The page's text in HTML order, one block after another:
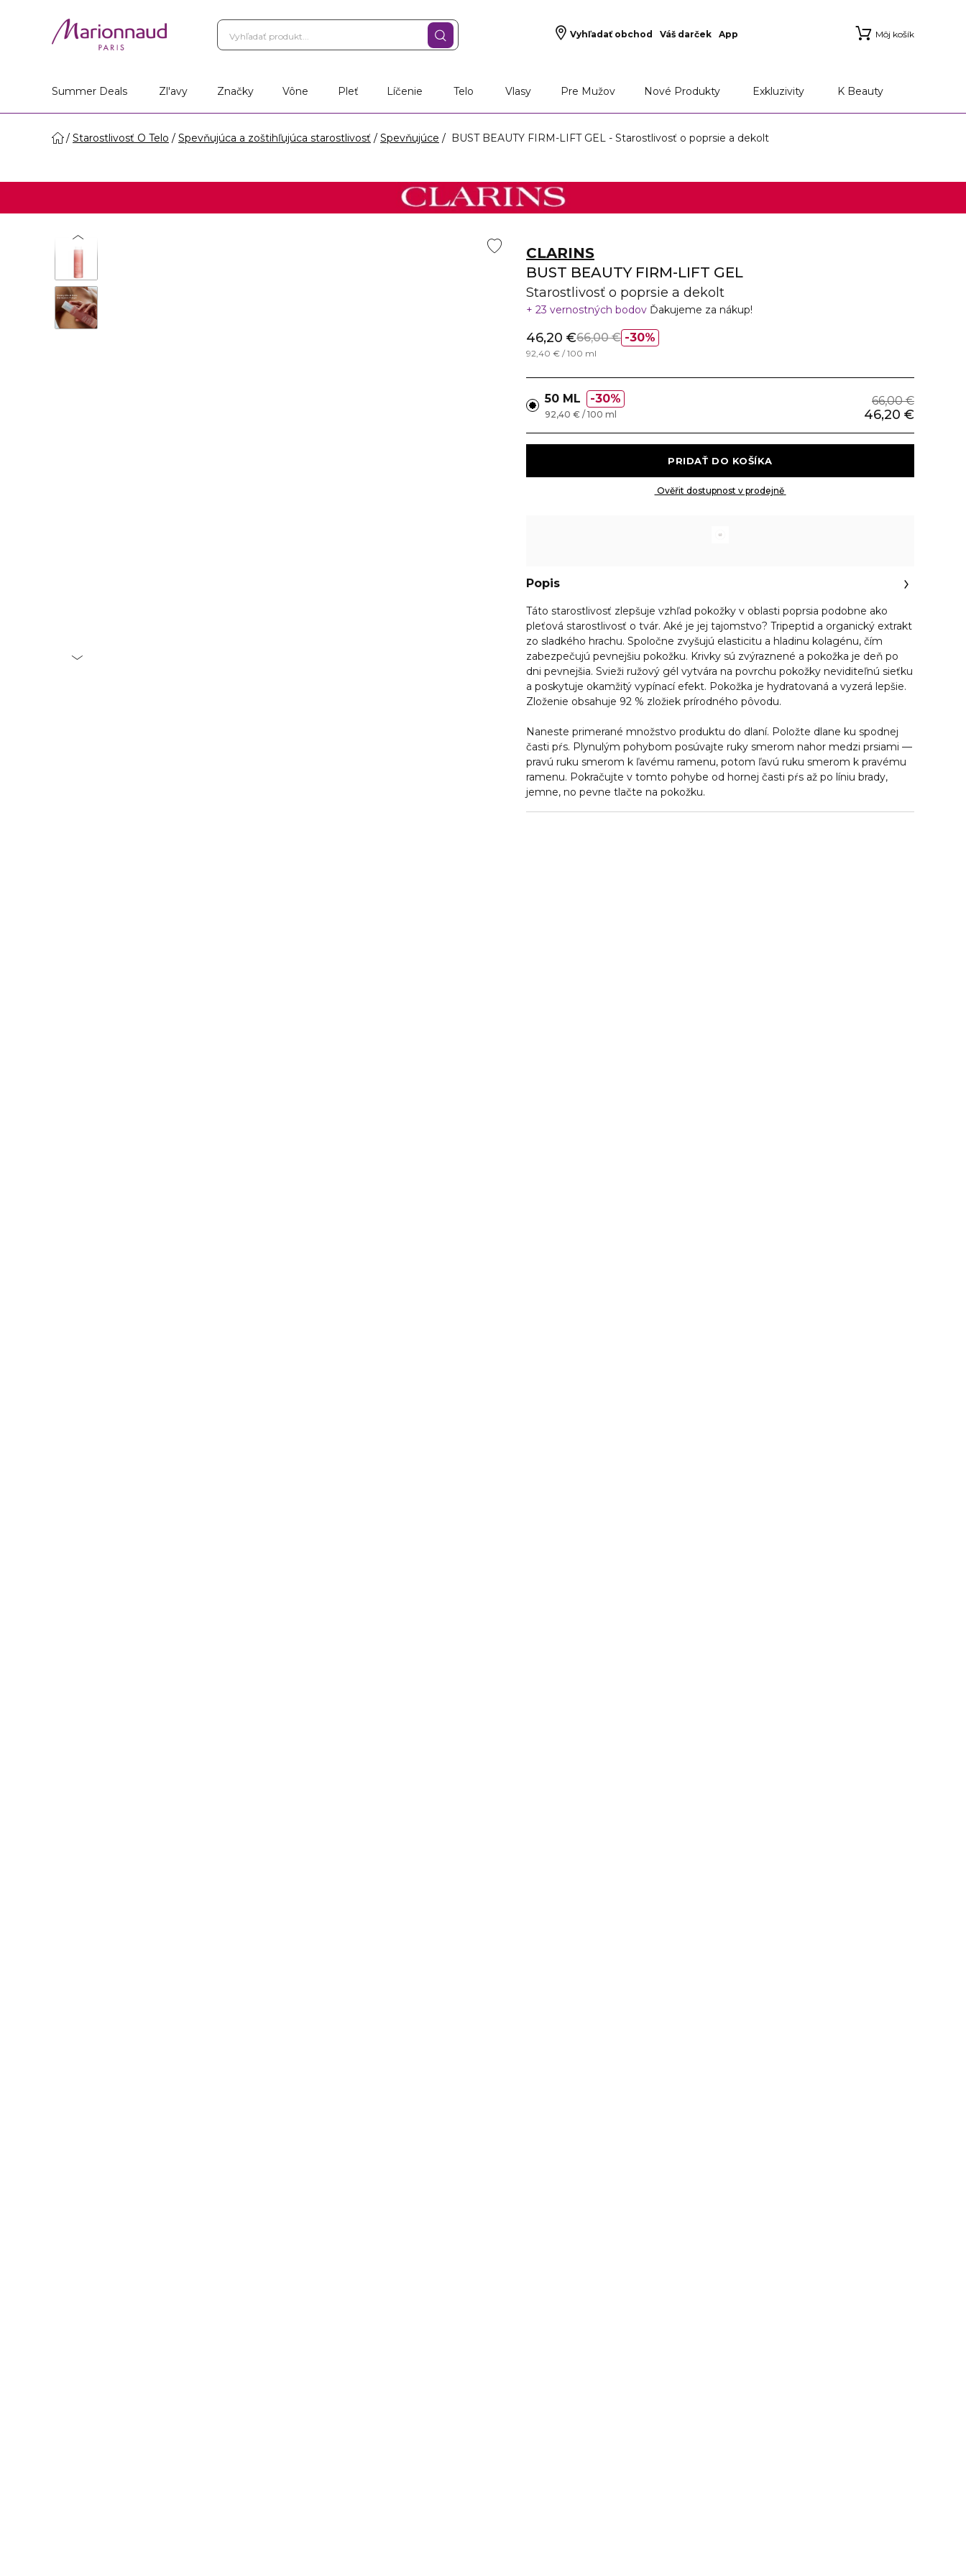
Vyhľadať obchod Váš darček App Môj košík
Summer Deals Zl'avy Značky Vône Pleť Líčenie Telo Vlasy Pre Mužov Nové Produkty Exkluzivity K Beauty
Starostlivosť O Telo Spevňujúca a zoštihľujúca starostlivosť Spevňujúce BUST BEAUTY FIRM-LIFT GEL - Starostlivosť o poprsie a dekolt
CLARINS
BUST BEAUTY FIRM-LIFT GEL
Starostlivosť o poprsie a dekolt
23 vernostných bodov Ďakujeme za nákup!
30%
46,20 €66,00 €
92,40 € / 100 ml
50 ML 30% 66,00 €
46,20 €
92,40 € / 100 ml
Ověřit dostupnost v prodejně
Popis
Táto starostlivosť zlepšuje vzhľad pokožky v oblasti poprsia podobne ako
pleťová starostlivosť o tvár. Aké je jej tajomstvo? Tripeptid a organický extrakt
zo sladkého hrachu. Spoločne zvyšujú elasticitu a hladinu kolagénu, čím
zabezpečujú pevnejšiu pokožku. Krivky sú zvýraznené a pokožka je deň po
dni pevnejšia. Svieži ružový gél vytvára na povrchu pokožky neviditeľnú sieťku
a poskytuje okamžitý vypínací efekt. Pokožka je hydratovaná a vyzerá lepšie.
Zloženie obsahuje 92 % zložiek prírodného pôvodu.
Naneste primerané množstvo produktu do dlaní. Položte dlane ku spodnej
časti pŕs. Plynulým pohybom posúvajte ruky smerom nahor medzi prsiami —
pravú ruku smerom k ľavému ramenu, potom ľavú ruku smerom k pravému
ramenu. Pokračujte v tomto pohybe od hornej časti pŕs až po líniu brady,
jemne, no pevne tlačte na pokožku.